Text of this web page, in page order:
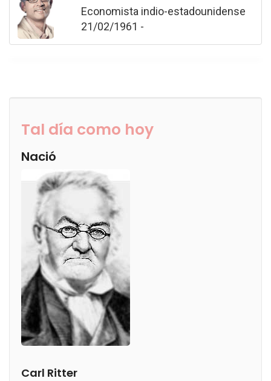
Economista indio-estadounidense
21/02/1961 -
Tal día como hoy
Nació
Carl Ritter